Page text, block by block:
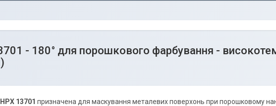
- 180° для порошкового фарбування -
НРХ 13701 призначена для маскування металевих поверхонь при порошковому